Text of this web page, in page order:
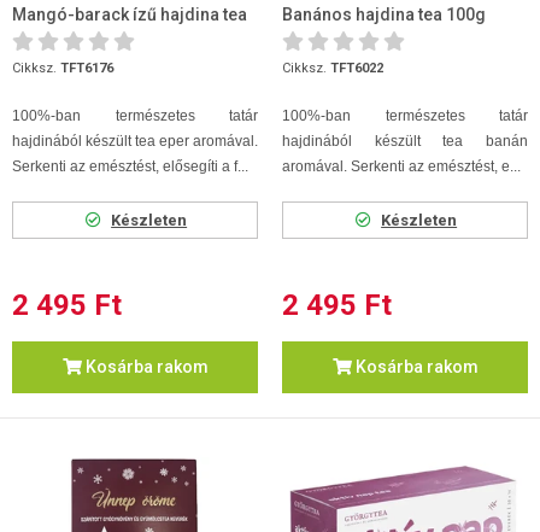
Mangó-barack ízű hajdina tea
100g
Cikksz. TFT6176
100%-ban természetes tatár
hajdinából készült tea eper aromával.
Serkenti az emésztést, elősegíti a f...
Készleten
2 495 Ft
Kosárba rakom
Banános hajdina tea 100g
Cikksz. TFT6022
100%-ban természetes tatár
hajdinából készült tea banán
aromával. Serkenti az emésztést, e...
Készleten
2 495 Ft
Kosárba rakom